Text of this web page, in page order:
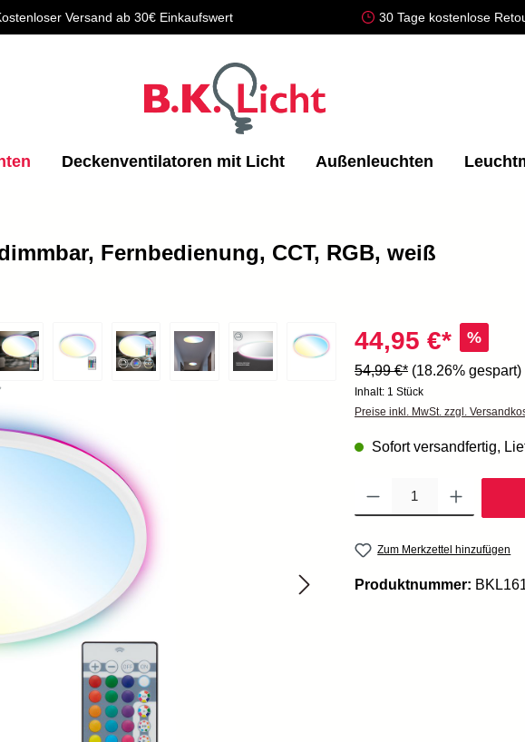
Versand ab 30€ Einkaufswert 30 Tage kostenlose
Deckenventilatoren mit Licht Außenleuchten
Fernbedienung, CCT, RGB, weiß
44,95 €* %
54,99 €* (18.26% gespart)
Inhalt: 1 Stück
Preise inkl. MwSt. zzgl.
Sofort versandfertig,
Zum Merkzettel hinzufügen
Produktnummer: